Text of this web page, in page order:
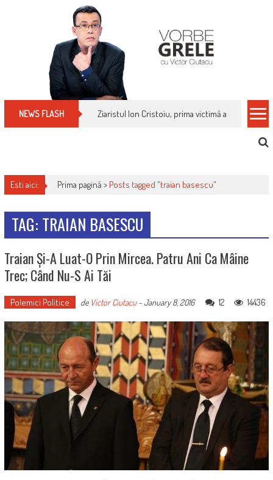
NEWS FLASH Ziaristul Ion Cristoiu, prima victimă a noi
Esti aici: Prima pagină > Posts tagged "traian basescu"
TAG: TRAIAN BASESCU
Traian Și-A Luat-O Prin Mircea. Patru Ani Ca Mâine
Trec; Când Nu-S Ai Tăi
Polemici Politice de Victor Ciutacu-January 8, 2016 12 14436